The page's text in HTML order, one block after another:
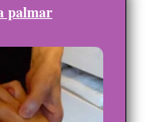
palmar